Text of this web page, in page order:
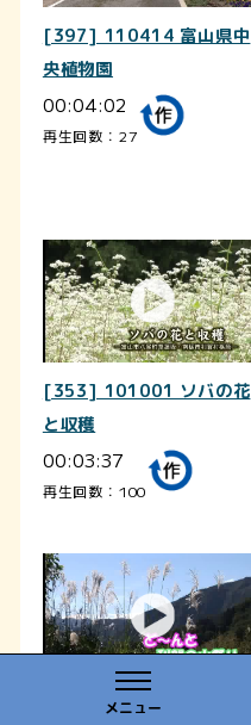
メニュー
[397] 110414 富山県中
央植物園
00:04:02
再生回数：27
[353] 101001 ソバの花
と収穫
00:03:37
再生回数：100
[296] 051023 ど～んと